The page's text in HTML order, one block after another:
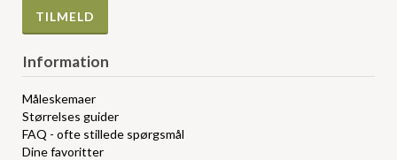
Information
Måleskemaer
Størrelses guider
FAQ - ofte stillede spørgsmål
Dine favoritter